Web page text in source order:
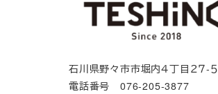
石川県野々市市堀内４丁目２７-５
電話番号 076-205-3877